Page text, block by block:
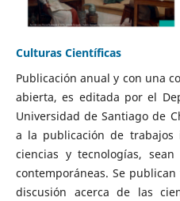
Culturas Científicas
Publicación anual y con una
abierta, es editada por el
Universidad de Santiago de
a la publicación de trabajos
ciencias y tecnologías,
contemporáneas. Se
discusión acerca de las